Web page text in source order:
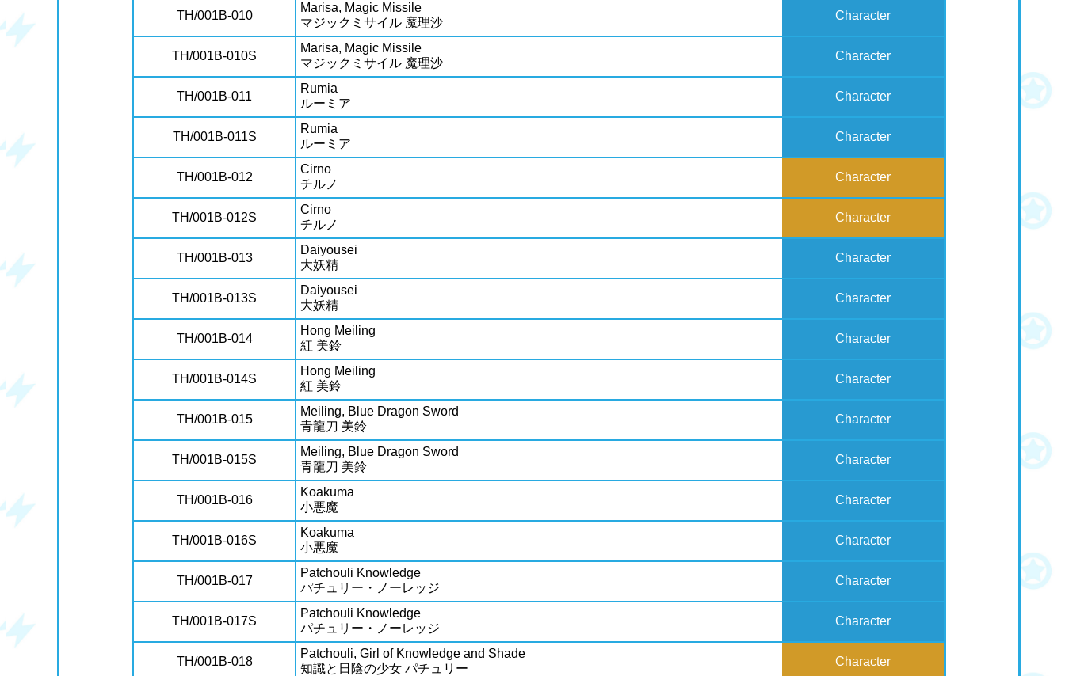
TH/001B-010
Marisa, Magic Missile
マジックミサイル 魔理沙
Character
TH/001B-010S
Marisa, Magic Missile
マジックミサイル 魔理沙
Character
TH/001B-011
Rumia
ルーミア
Character
TH/001B-011S
Rumia
ルーミア
Character
TH/001B-012
Cirno
チルノ
Character
TH/001B-012S
Cirno
チルノ
Character
TH/001B-013
Daiyousei
大妖精
Character
TH/001B-013S
Daiyousei
大妖精
Character
TH/001B-014
Hong Meiling
紅 美鈴
Character
TH/001B-014S
Hong Meiling
紅 美鈴
Character
TH/001B-015
Meiling, Blue Dragon Sword
青龍刀 美鈴
Character
TH/001B-015S
Meiling, Blue Dragon Sword
青龍刀 美鈴
Character
TH/001B-016
Koakuma
小悪魔
Character
TH/001B-016S
Koakuma
小悪魔
Character
TH/001B-017
Patchouli Knowledge
パチュリー・ノーレッジ
Character
TH/001B-017S
Patchouli Knowledge
パチュリー・ノーレッジ
Character
TH/001B-018
Patchouli, Girl of Knowledge and Shade
知識と日陰の少女 パチュリー
Character